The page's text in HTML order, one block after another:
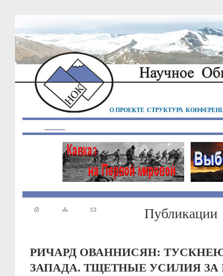
О ПРОЕКТЕ СТРУКТУРА
Публикации
РИЧАРД ОВАННИСЯН:
ЗАПАДА. ТЩЕТНЫЕ УСИЛИЯ